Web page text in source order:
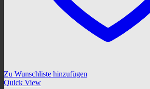
Zu Wunschliste hinzufügen
Quick View